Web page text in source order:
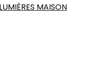
MAISON